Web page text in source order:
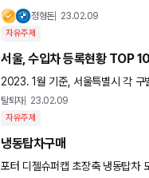
정형돈 23.02.09
자유주제
서울, 수입차 등록현황 TOP
2023. 1월 기준, 서울특별시 각 구별 수입차 등록현황
탈퇴자 23.02.09
자유주제
냉동탑차구매